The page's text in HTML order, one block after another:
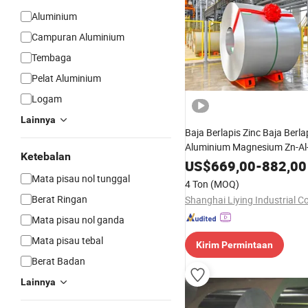
Aluminium
Campuran Aluminium
Tembaga
Pelat Aluminium
Logam
Lainnya
Ketebalan
Mata pisau nol tunggal
Berat Ringan
Mata pisau nol ganda
Mata pisau tebal
Berat Badan
Lainnya
Baja Berlapis Zinc Baja
Aluminium Magnesium Zn-
US$669,00-882,00
4 Ton (MOQ)
Shanghai Liying Industrial
Kirim Permintaan